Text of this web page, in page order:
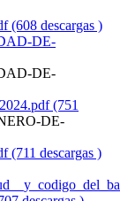
(608 descargas )
DE-
DE-
(751
DE-
(711 descargas )